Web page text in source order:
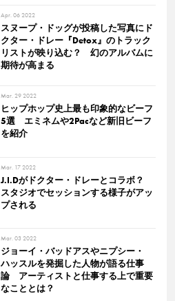
Apr. 06 2022
スヌープ・ドッグが投稿した写真にド
クター・ドレー『Detox』のトラック
リストが映り込む？ 幻のアルバムに
期待が高まる
Mar. 29 2022
ヒップホップ史上最も印象的なビーフ
5選 エミネムや2Pacなど新旧ビーフ
を紹介
Mar. 17 2022
J.I.Dがドクター・ドレーとコラボ？
スタジオでセッションする様子がアッ
プされる
Mar. 03 2022
ジョーイ・バッドアスやニプシー・
ハッスルを発掘した人物が語る仕事
論 アーティストと仕事する上で重要
なこととは？